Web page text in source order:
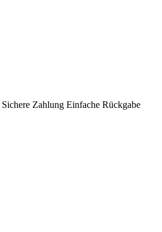
Sichere Zahlung Einfache Rückgabe